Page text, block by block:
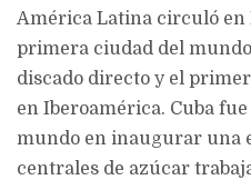
América Latina circuló en
primera ciudad del
discado directo y el
en Iberoamérica. Cuba
mundo en inaugurar una
centrales de azúcar